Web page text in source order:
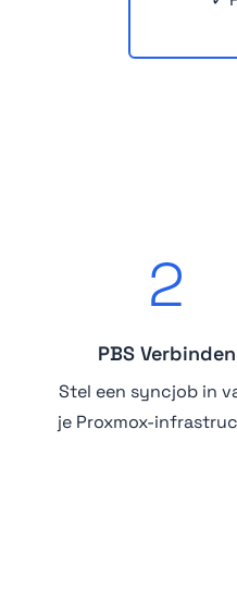
2
PBS Verbinden
Stel een syncjob in
je Proxmox-